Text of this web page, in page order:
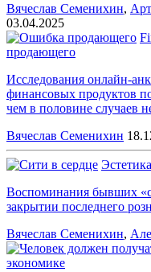
Вячеслав Семенихин,
03.04.2025
продающего
Исследования онлайн-
финансовых продуктов
чем в половине случаев
Вячеслав Семенихин
Эстетика
Воспоминания бывших
закрытии последнего
Вячеслав Семенихин,